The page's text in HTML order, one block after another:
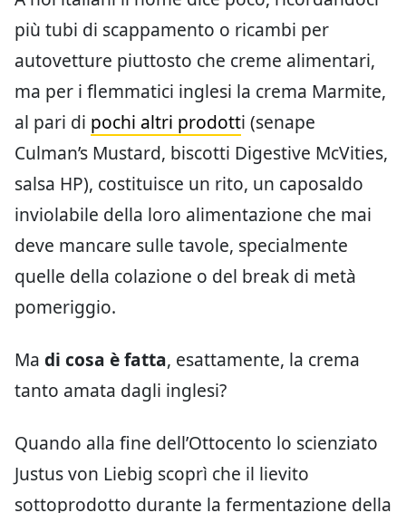
più tubi di scappamento o ricambi per
autovetture piuttosto che creme alimentari,
ma per i flemmatici inglesi la crema Marmite,
al pari di pochi altri prodotti (senape
Culman’s Mustard, biscotti Digestive McVities,
salsa HP), costituisce un rito, un caposaldo
inviolabile della loro alimentazione che mai
deve mancare sulle tavole, specialmente
quelle della colazione o del break di metà
pomeriggio.
Ma di cosa è fatta, esattamente, la crema
tanto amata dagli inglesi?
Quando alla fine dell’Ottocento lo scienziato
Justus von Liebig scoprì che il lievito
sottoprodotto durante la fermentazione della